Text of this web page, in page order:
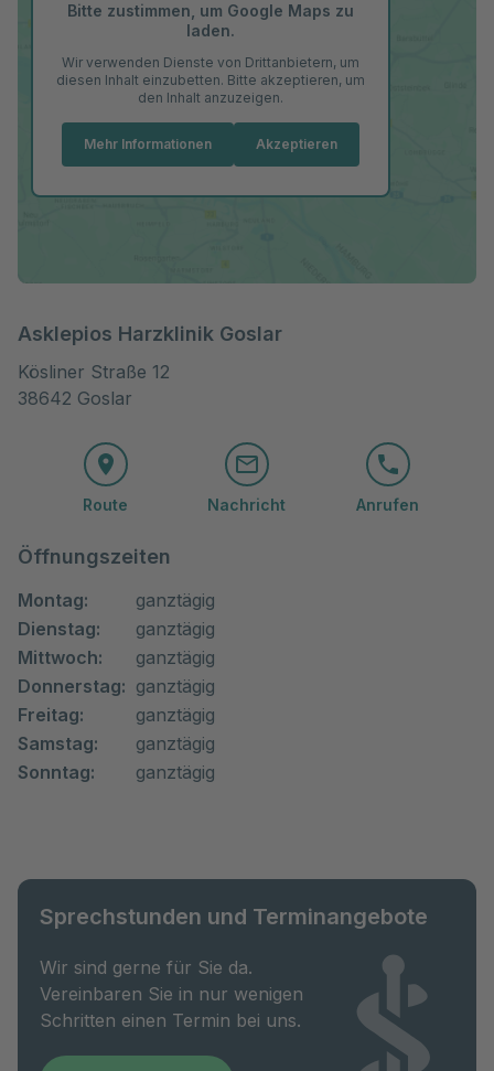
Bitte zustimmen, um Google Maps zu
laden.
Wir verwenden Dienste von Drittanbietern, um
diesen Inhalt einzubetten. Bitte akzeptieren, um
den Inhalt anzuzeigen.
Mehr Informationen Akzeptieren
Asklepios Harzklinik Goslar
Kösliner Straße 12
38642 Goslar
Route Nachricht Anrufen
Öffnungszeiten
Montag:
ganztägig
Dienstag:
ganztägig
Mittwoch:
ganztägig
Donnerstag: ganztägig
Freitag:
ganztägig
Samstag:
ganztägig
Sonntag:
ganztägig
Sprechstunden und Terminangebote
Wir sind gerne für Sie da.
Vereinbaren Sie in nur wenigen
Schritten einen Termin bei uns.